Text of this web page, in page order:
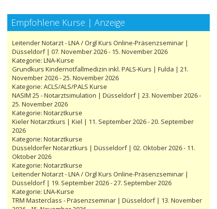
Empfohlene Kurse | Anzeige
Leitender Notarzt - LNA / Orgl Kurs Online-Präsenzseminar |
Düsseldorf | 07. November 2026 - 15. November 2026
Kategorie: LNA-Kurse
Grundkurs Kindernotfallmedizin inkl. PALS-Kurs | Fulda | 21.
November 2026 - 25. November 2026
Kategorie: ACLS/ALS/PALS Kurse
NASIM 25 - Notarztsimulation | Düsseldorf | 23. November 2026 -
25. November 2026
Kategorie: Notarztkurse
Kieler Notarztkurs | Kiel | 11. September 2026 - 20. September
2026
Kategorie: Notarztkurse
Düsseldorfer Notarztkurs | Düsseldorf | 02. Oktober 2026 - 11.
Oktober 2026
Kategorie: Notarztkurse
Leitender Notarzt - LNA / Orgl Kurs Online-Präsenzseminar |
Düsseldorf | 19. September 2026 - 27. September 2026
Kategorie: LNA-Kurse
TRM Masterclass - Präsenzseminar | Düsseldorf | 13. November